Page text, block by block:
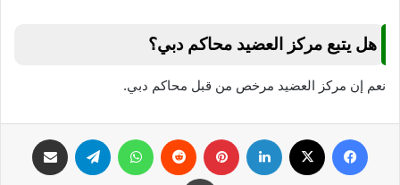
هل يتبع مركز العضيد محاكم دبي؟
نعم إن مركز العضيد مرخص من قبل محاكم دبي.
فيسبوك لينكدإن بينتيريست واتساب تيلقرام
طباعة